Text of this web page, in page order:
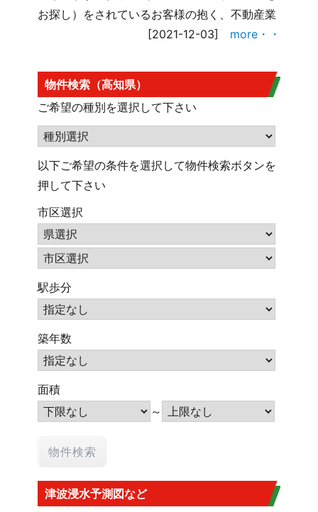
お探し）をされているお客様の抱く、不動産業
[2021-12-03] more・・
物件検索（高知県）
ご希望の種別を選択して下さい
以下ご希望の条件を選択して物件検索ボタンを
押して下さい
市区選択
駅歩分
築年数
面積
～
津波浸水予測図など